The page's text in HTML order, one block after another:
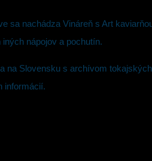
sa nachádza Vináreň s Art
nápojov a pochutín.
Slovensku s archívom
informácií.